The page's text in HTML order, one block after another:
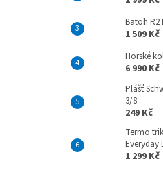
Batoh R2
1 509 Kč
Horské
6 990 Kč
Plášť
3/8
249 Kč
Termo
Everyday
1 299 Kč